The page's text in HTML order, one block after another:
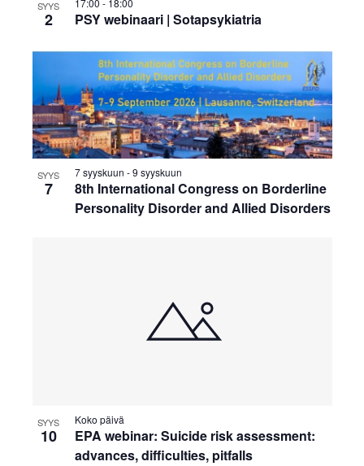
a
N
ä
k
y
g
g
a
t
i
o
n
n
P
h
o
t
o
V
SYYS
2 PSY webinaari | Sotapsykiatria
17:00 - 18:00
SYYS
7
8th International Congress on Borderline
Personality Disorder and Allied Disorders
7 syyskuun -9 syyskuun
SYYS
10
EPA webinar: Suicide risk assessment:
advances, difficulties, pitfalls
Koko päivä